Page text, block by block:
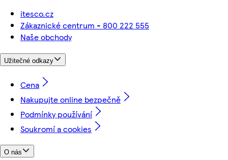
itesco.cz
Zákaznické centrum - 800 222 555
Naše obchody
Užitečné odkazy
Cena
Nakupujte online bezpečně
Podmínky používání
Soukromí a cookies
O nás